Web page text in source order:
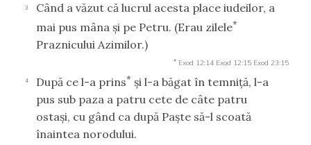
3
Când a văzut că lucrul acesta place iudeilor, a
mai pus mâna şi pe Petru. (Erau zilele*
Praznicului Azimilor.)
* Exod 12:14 Exod 12:15 Exod 23:15
4 După ce l-a prins* şi l-a băgat în temniţă, l-a
pus sub paza a patru cete de câte patru
ostaşi, cu gând ca după Paşte să-l scoată
înaintea norodului.